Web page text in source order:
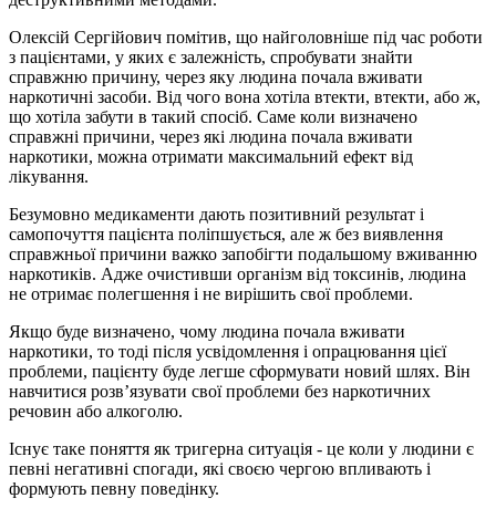
Олексій Сергійович помітив, що найголовніше під час роботи
з пацієнтами, у яких є залежність, спробувати знайти
справжню причину, через яку людина почала вживати
наркотичні засоби. Від чого вона хотіла втекти, втекти, або ж,
що хотіла забути в такий спосіб. Саме коли визначено
справжні причини, через які людина почала вживати
наркотики, можна отримати максимальний ефект від
лікування.
Безумовно медикаменти дають позитивний результат і
самопочуття пацієнта поліпшується, але ж без виявлення
справжньої причини важко запобігти подальшому вживанню
наркотиків. Адже очистивши організм від токсинів, людина
не отримає полегшення і не вирішить свої проблеми.
Якщо буде визначено, чому людина почала вживати
наркотики, то тоді після усвідомлення і опрацювання цієї
проблеми, пацієнту буде легше сформувати новий шлях. Він
навчитися розв’язувати свої проблеми без наркотичних
речовин або алкоголю.
Існує таке поняття як тригерна ситуація - це коли у людини є
певні негативні спогади, які своєю чергою впливають і
формують певну поведінку.